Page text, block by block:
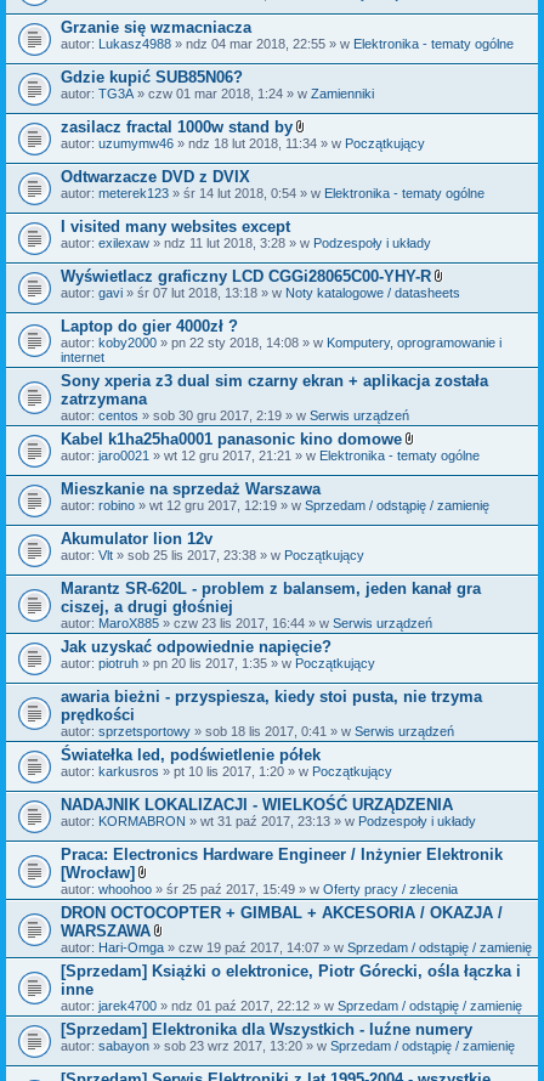
ł
c
z
i
Grzanie się wzmacniacza
autor: Lukasz4988 » ndz 04 mar 2018, 22:55 » w Elektronika - tematy ogólne
Gdzie kupić SUB85N06?
autor: TG3A » czw 01 mar 2018, 1:24 » w Zamienniki
zasilacz fractal 1000w stand by
Z
ł
c
z
i
i
autor: uzumymw46 » ndz 18 lut 2018, 11:34 » w Początkujący
Odtwarzacze DVD z DVIX
autor: meterek123 » śr 14 lut 2018, 0:54 » w Elektronika - tematy ogólne
I visited many websites except
autor: exilexaw » ndz 11 lut 2018, 3:28 » w Podzespoły i układy
Wyświetlacz graficzny LCD CGGi28065C00-YHY-R
Z
ł
c
n
i
autor: gavi » śr 07 lut 2018, 13:18 » w Noty katalogowe / datasheets
Laptop do gier 4000zł ?
autor: koby2000 » pn 22 sty 2018, 14:08 » w Komputery, oprogramowanie i
internet
Sony xperia z3 dual sim czarny ekran + aplikacja została
zatrzymana
autor: centos » sob 30 gru 2017, 2:19 » w Serwis urządzeń
Kabel k1ha25ha0001 panasonic kino domowe
Z
ł
c
z
i
autor: jaro0021 » wt 12 gru 2017, 21:21 » w Elektronika - tematy ogólne
Mieszkanie na sprzedaż Warszawa
autor: robino » wt 12 gru 2017, 12:19 » w Sprzedam / odstąpię / zamienię
Akumulator lion 12v
autor: Vlt » sob 25 lis 2017, 23:38 » w Początkujący
Marantz SR-620L - problem z balansem, jeden kanał gra
ciszej, a drugi głośniej
autor: MaroX885 » czw 23 lis 2017, 16:44 » w Serwis urządzeń
Jak uzyskać odpowiednie napięcie?
autor: piotruh » pn 20 lis 2017, 1:35 » w Początkujący
awaria bieżni - przyspiesza, kiedy stoi pusta, nie trzyma
prędkości
autor: sprzetsportowy » sob 18 lis 2017, 0:41 » w Serwis urządzeń
Światełka led, podświetlenie półek
autor: karkusros » pt 10 lis 2017, 1:20 » w Początkujący
NADAJNIK LOKALIZACJI - WIELKOŚĆ URZĄDZENIA
autor: KORMABRON » wt 31 paź 2017, 23:13 » w Podzespoły i układy
Praca: Electronics Hardware Engineer / Inżynier Elektronik
[Wrocław]
Z
a
ł
ą
c
z
k
i
autor: whoohoo » śr 25 paź 2017, 15:49 » w Oferty pracy / zlecenia
DRON OCTOCOPTER + GIMBAL + AKCESORIA / OKAZJA /
WARSZAWA
Z
a
ł
c
z
n
i
i
autor: Hari-Omga » czw 19 paź 2017, 14:07 » w Sprzedam / odstąpię / zamienię
[Sprzedam] Książki o elektronice, Piotr Górecki, ośla łączka i
inne
autor: jarek4700 » ndz 01 paź 2017, 22:12 » w Sprzedam / odstąpię / zamienię
[Sprzedam] Elektronika dla Wszystkich - luźne numery
autor: sabayon » sob 23 wrz 2017, 13:20 » w Sprzedam / odstąpię / zamienię